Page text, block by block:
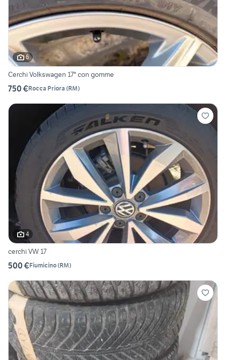
6
Cerchi Volkswagen 17" con gomme
750 €Rocca Priora (RM)
4
cerchi VW 17
500 €Fiumicino(RM)